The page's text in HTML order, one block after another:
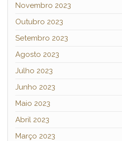
Novembro 2023
Outubro 2023
Setembro 2023
Agosto 2023
Julho 2023
Junho 2023
Maio 2023
Abril 2023
Março 2023